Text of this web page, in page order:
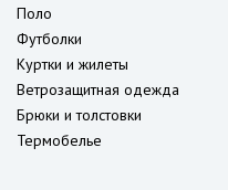
Поло
Футболки
Куртки и жилеты
Ветрозащитная одежда
Брюки и толстовки
Термобелье